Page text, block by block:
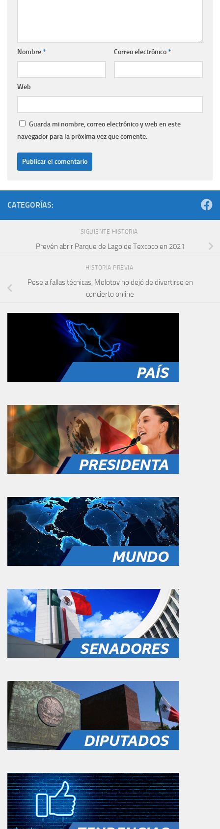
Nombre* Correo electrónico*
Web
Guarda mi nombre, correo electrónico y web en este
navegador para la próxima vez que comente.
CATEGORÍAS:
SIGUIENTE HISTORIA
Prevén abrir Parque de Lago de Texcoco en 2021
HISTORIA PREVIA
Pese a fallas técnicas, Molotov no dejó de divertirse en
concierto online